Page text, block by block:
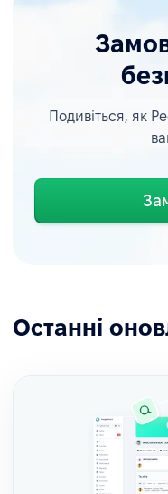
Подивіться, як
Останні